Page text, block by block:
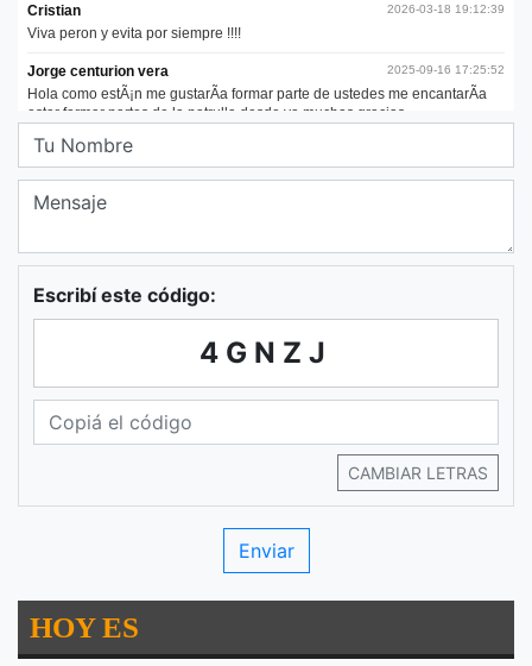
Escribí este código:
4GNZJ
CAMBIAR LETRAS
HOY ES